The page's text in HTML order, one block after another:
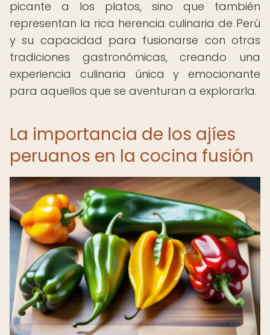
picante a los platos, sino que también
representan la rica herencia culinaria de Perú
y su capacidad para fusionarse con otras
tradiciones gastronómicas, creando una
experiencia culinaria única y emocionante
para aquellos que se aventuran a explorarla.
La importancia de los ajíes
peruanos en la cocina fusión